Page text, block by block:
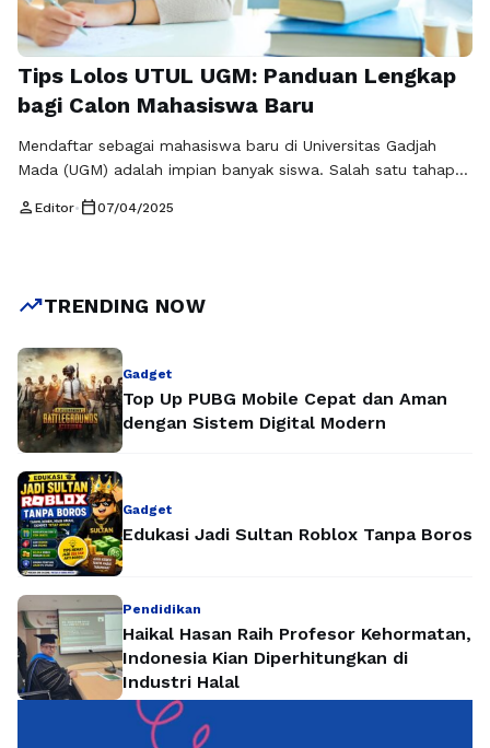
Tips Lolos UTUL UGM: Panduan Lengkap
bagi Calon Mahasiswa Baru
Mendaftar sebagai mahasiswa baru di Universitas Gadjah
Mada (UGM) adalah impian banyak siswa. Salah satu tahap
Universitas Gadjah Mada (UTUL UGM). UTUL UGM merupakan
Selengkapnya
person Editor• calendar_today07/04/2025
trending_upTRENDING NOW
Gadget
Top Up PUBG Mobile Cepat dan Aman
dengan Sistem Digital Modern
Gadget
Edukasi Jadi Sultan Roblox Tanpa Boros
Pendidikan
Haikal Hasan Raih Profesor Kehormatan,
Indonesia Kian Diperhitungkan di
Industri Halal